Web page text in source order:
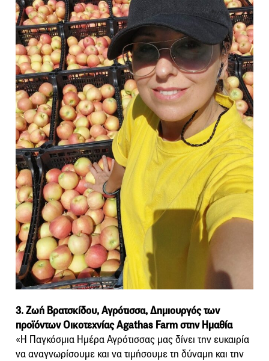
3. Ζωή Βρατσκίδου, Αγρότισσα, Δημιουργός των
προϊόντων Οικοτεχνίας Agathas Farm στην Ημαθία
«Η Παγκόσμια Ημέρα Αγρότισσας μας δίνει την ευκαιρία
να αναγνωρίσουμε και να τιμήσουμε τη δύναμη και την